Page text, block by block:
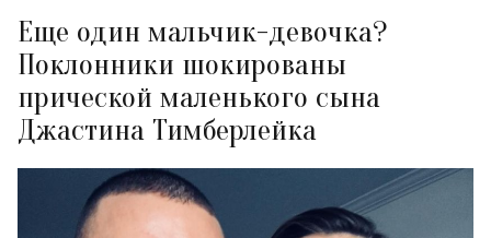
Еще один мальчик-девочка?
Поклонники шокированы
прической маленького сына
Джастина Тимберлейка